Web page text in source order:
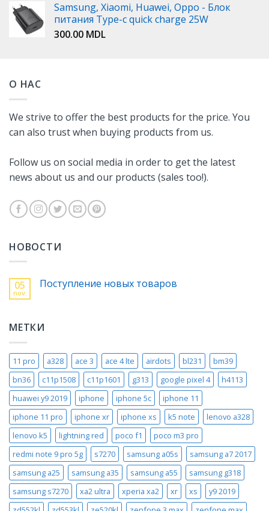
Samsung, Xiaomi, Huawei, Oppo - Блок
питания Type-c quick charge 25W
300.00 MDL
О НАС
We strive to offer the best products for the price. You
can also trust when buying products from us.
Follow us on social media in order to get the latest
news about us and our products (sales too!).
НОВОСТИ
05
nov.
Поступление новых товаров
МЕТКИ
11 pro a328 ace 3 ace 4 lte airdots bl231
bm39
bn36
c11p1508 c11p1601 g313 google pixel 4
h4113
huawei y9 2019
iphone iphone 5c
iphone 11
iphone 11 pro
iphone xr iphone xs k5 note
lenovo a328
lenovo k5
lightning red poco f1
poco m3 pro
redmi note 9 pro 5g
s7270 samsung a05s
samsung a7 2017
samsung a25
samsung a35 samsung a55
samsung g318
samsung s7270
xa2 ultra xperia xa2 xr xs
y9 2019